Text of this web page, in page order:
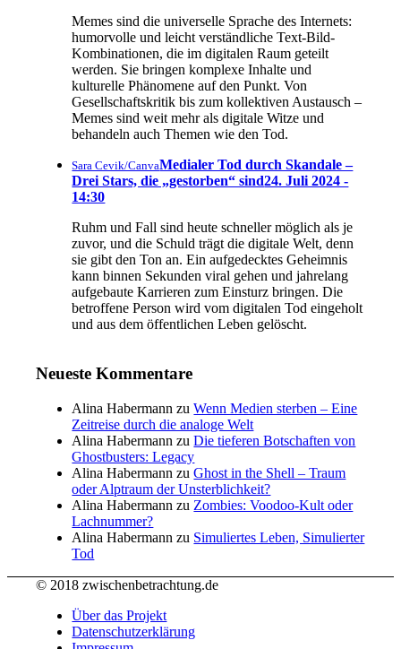
Memes sind die universelle Sprache des Internets:
humorvolle und leicht verständliche Text-Bild-
Kombinationen, die im digitalen Raum geteilt
werden. Sie bringen komplexe Inhalte und
kulturelle Phänomene auf den Punkt. Von
Gesellschaftskritik bis zum kollektiven Austausch –
Memes sind weit mehr als digitale Witze und
behandeln auch Themen wie den Tod.
Sara Cevik/CanvaMedialer Tod durch Skandale –
Drei Stars, die „gestorben“ sind24. Juli 2024 -
14:30
Ruhm und Fall sind heute schneller möglich als je
zuvor, und die Schuld trägt die digitale Welt, denn
sie gibt den Ton an. Ein aufgedecktes Geheimnis
kann binnen Sekunden viral gehen und jahrelang
aufgebaute Karrieren zum Einsturz bringen. Die
betroffene Person wird vom digitalen Tod eingeholt
und aus dem öffentlichen Leben gelöscht.
Neueste Kommentare
Alina Habermann zuWenn Medien sterben – Eine
Zeitreise durch die analoge Welt
Alina Habermann zuDie tieferen Botschaften von
Ghostbusters: Legacy
Alina Habermann zuGhost in the Shell – Traum
oder Alptraum der Unsterblichkeit?
Alina Habermann zu Zombies: Voodoo-Kult oder
Lachnummer?
Alina Habermann zu Simuliertes Leben, Simulierter
Tod
© 2018 zwischenbetrachtung.de
Über das Projekt
Datenschutzerklärung